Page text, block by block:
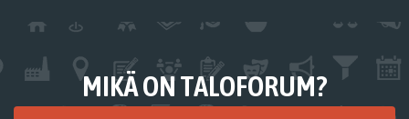
MIKÄ ON TALOFORUM?